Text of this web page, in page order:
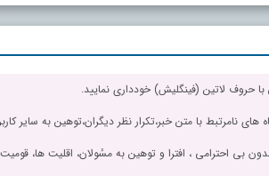
با حروف لاتین (فینگلیش) خودداری نمایید.
های نامرتبط با متن خبر،تکرار نظر دیگران،توهین به سایر
بی احترامی ، افترا و توهین به مسٔولان، اقلیت ها،